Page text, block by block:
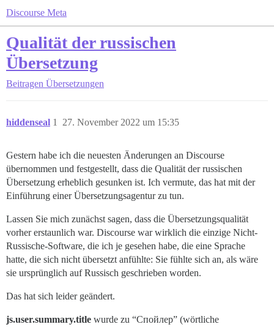
Discourse Meta
Qualität der russischen
Übersetzung
Beitragen Übersetzungen
hiddenseal 27. November 2022 um 15:35
1
Gestern habe ich die neuesten Änderungen an Discourse
übernommen und festgestellt, dass die Qualität der russischen
Übersetzung erheblich gesunken ist. Ich vermute, das hat mit der
Einführung einer Übersetzungsagentur zu tun.
Lassen Sie mich zunächst sagen, dass die Übersetzungsqualität
vorher erstaunlich war. Discourse war wirklich die einzige Nicht-
Russische-Software, die ich je gesehen habe, die eine Sprache
hatte, die sich nicht übersetzt anfühlte: Sie fühlte sich an, als wäre
sie ursprünglich auf Russisch geschrieben worden.
Das hat sich leider geändert.
js.user.summary.title wurde zu “Спойлер” (wörtliche